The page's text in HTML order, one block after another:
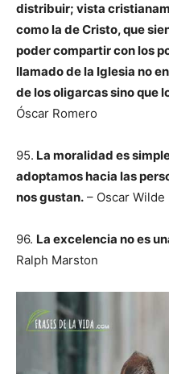
distribuir; vista
como la de Cristo, que
poder compartir con los
llamado de la Iglesia no
de los oligarcas sino que
Óscar Romero
95. La moralidad es
adoptamos hacia las
nos gustan. – Oscar Wilde
96. La excelencia no es
Ralph Marston